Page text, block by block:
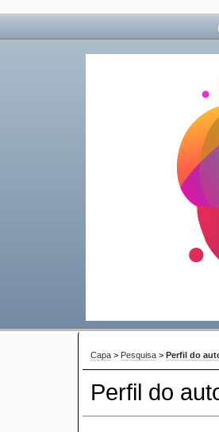
Capa > Pesquisa > Perfil do
Perfil do